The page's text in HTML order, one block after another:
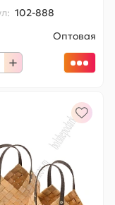
102-888
Оптовая
+